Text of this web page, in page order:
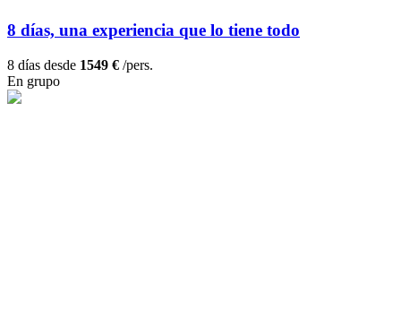
8 días, una experiencia que lo tiene todo
8 días desde 1549 € /pers.
En grupo